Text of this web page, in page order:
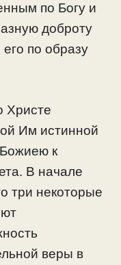
по Богу и
доброту
по образу
Xpиcте
Им истинной
к
В начале
три некоторые
веры в